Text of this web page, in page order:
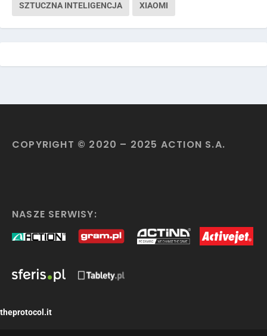
SZTUCZNA INTELIGENCJA XIAOMI
COPYRIGHT © 2020 – 2025 ACTION S.A.
NASZE SERWISY:
theprotocol.it